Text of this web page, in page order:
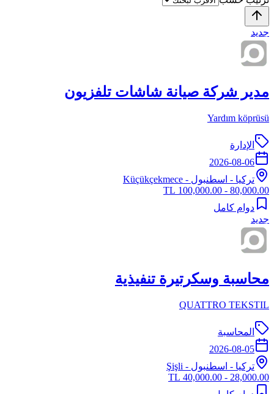
جديد
مدير شركة صيانة شاشات تلفزيون
Yardım köprüsü
الإدارة
2026-08-06
تركيا - اسطنبول - Küçükçekmece
80,000.00 - 100,000.00 TL
دوام كامل
جديد
محاسبة وسكرتيرة تنفيذية
QUATTRO TEKSTIL
المحاسبة
2026-08-05
تركيا - اسطنبول - Şişli
28,000.00 - 40,000.00 TL